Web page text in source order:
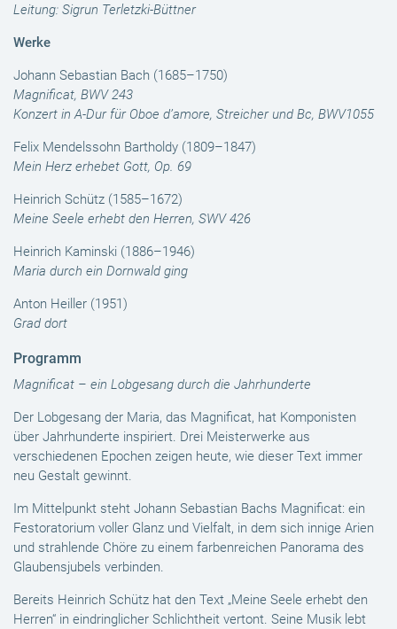
Leitung: Sigrun Terletzki-Büttner
Werke
Johann Sebastian Bach (1685–1750)
Magnificat, BWV 243
Konzert in A-Dur für Oboe d’amore, Streicher und Bc, BWV1055
Felix Mendelssohn Bartholdy (1809–1847)
Mein Herz erhebet Gott, Op. 69
Heinrich Schütz (1585–1672)
Meine Seele erhebt den Herren, SWV 426
Heinrich Kaminski (1886–1946)
Maria durch ein Dornwald ging
Anton Heiller (1951)
Grad dort
Programm
Magnificat – ein Lobgesang durch die Jahrhunderte
Der Lobgesang der Maria, das Magnificat, hat Komponisten
über Jahrhunderte inspiriert. Drei Meisterwerke aus
verschiedenen Epochen zeigen heute, wie dieser Text immer
neu Gestalt gewinnt.
Im Mittelpunkt steht Johann Sebastian Bachs Magnificat: ein
Festoratorium voller Glanz und Vielfalt, in dem sich innige Arien
und strahlende Chöre zu einem farbenreichen Panorama des
Glaubensjubels verbinden.
Bereits Heinrich Schütz hat den Text „Meine Seele erhebt den
Herren“ in eindringlicher Schlichtheit vertont. Seine Musik lebt